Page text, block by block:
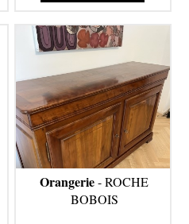
Orangerie- ROCHE
BOBOIS